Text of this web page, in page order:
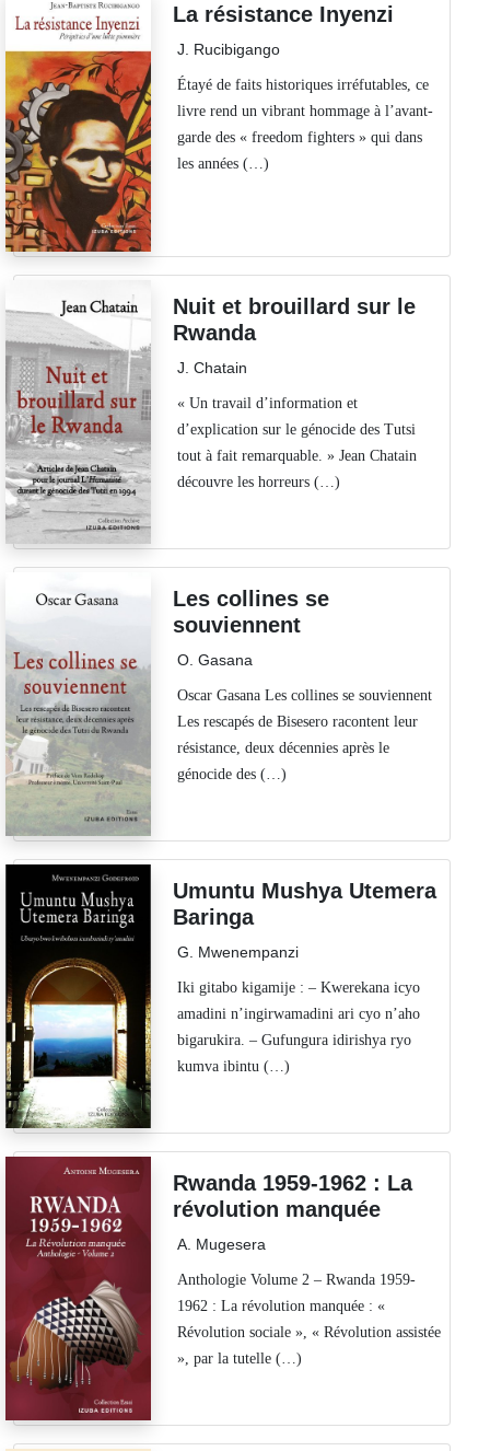
La résistance Inyenzi
J. Rucibigango
Étayé de faits historiques irréfutables, ce
livre rend un vibrant hommage à l’avant-
garde des « freedom fighters » qui dans
les années (…)
Nuit et brouillard sur le
Rwanda
J. Chatain
« Un travail d’information et
d’explication sur le génocide des Tutsi
tout à fait remarquable. » Jean Chatain
découvre les horreurs (…)
Les collines se
souviennent
O. Gasana
Oscar Gasana Les collines se souviennent
Les rescapés de Bisesero racontent leur
résistance, deux décennies après le
génocide des (…)
Umuntu Mushya Utemera
Baringa
G. Mwenempanzi
Iki gitabo kigamije : – Kwerekana icyo
amadini n’ingirwamadini ari cyo n’aho
bigarukira. – Gufungura idirishya ryo
kumva ibintu (…)
Rwanda 1959-1962 : La
révolution manquée
A. Mugesera
Anthologie Volume 2 – Rwanda 1959-
1962 : La révolution manquée : «
Révolution sociale », « Révolution assistée
», par la tutelle (…)